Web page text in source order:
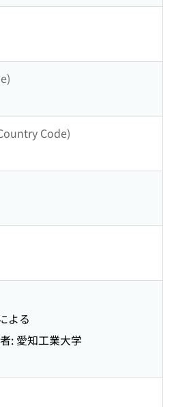
Code)
よる
: 愛知工業大学